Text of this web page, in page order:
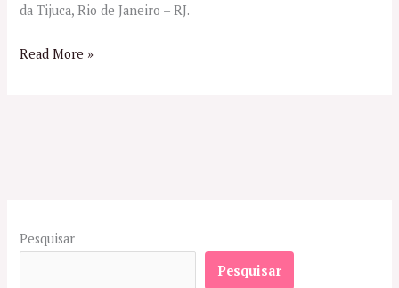
da Tijuca, Rio de Janeiro – RJ.
Read More »
Pesquisar
Pesquisar